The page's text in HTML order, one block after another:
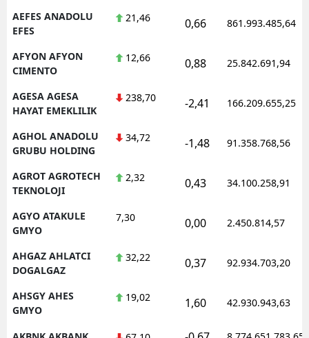
Isparta
İzmir
Kars
Kırklareli
Konya
AEFES ANADOLU
EFES
21,46 0,66 861.993.485,64
AFYON AFYON
CIMENTO
12,66 0,88 25.842.691,94
AGESA AGESA
HAYAT EMEKLILIK
238,70 -2,41 166.209.655,25
AGHOL ANADOLU
GRUBU HOLDING
34,72 -1,48 91.358.768,56
AGROT AGROTECH
TEKNOLOJI
2,32 0,43 34.100.258,91
AGYO ATAKULE
GMYO
7,30 0,00 2.450.814,57
AHGAZ AHLATCI
DOGALGAZ
32,22 0,37 92.934.703,20
AHSGY AHES
GMYO
19,02 1,60 42.930.943,63